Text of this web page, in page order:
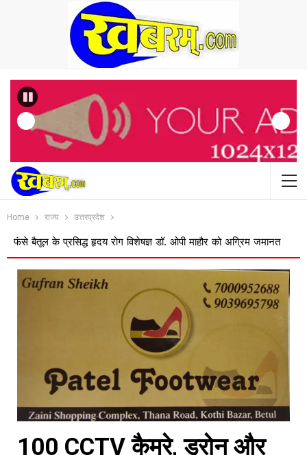
Previous
Home राज्य उत्तरप्रदेश
हृदय रोग विशेषज्ञ डॉ. ओपी माहौर को अग्रिम जमानत बस ऑपरेटरों
100 CCTV कैमरे, ड्रोन और